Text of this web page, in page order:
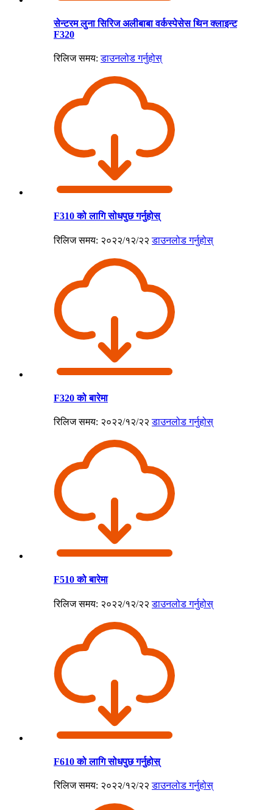
सेन्टरम लुना सिरिज अलीबाबा वर्कस्पेसेस थिन क्लाइन्ट
F320
रिलिज समय: डाउनलोड गर्नुहोस्
F310 को लागि सोधपुछ गर्नुहोस्
रिलिज समय: २०२२/१२/२२ डाउनलोड गर्नुहोस्
F320 को बारेमा
रिलिज समय: २०२२/१२/२२ डाउनलोड गर्नुहोस्
F510 को बारेमा
रिलिज समय: २०२२/१२/२२ डाउनलोड गर्नुहोस्
F610 को लागि सोधपुछ गर्नुहोस्
रिलिज समय: २०२२/१२/२२ डाउनलोड गर्नुहोस्